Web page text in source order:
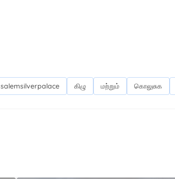
salemsilverpalace கிழு மற்றும் கொலுசுக